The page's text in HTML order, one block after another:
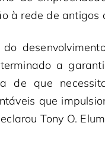
à rede de antigos
a
de que
que
Tony O.